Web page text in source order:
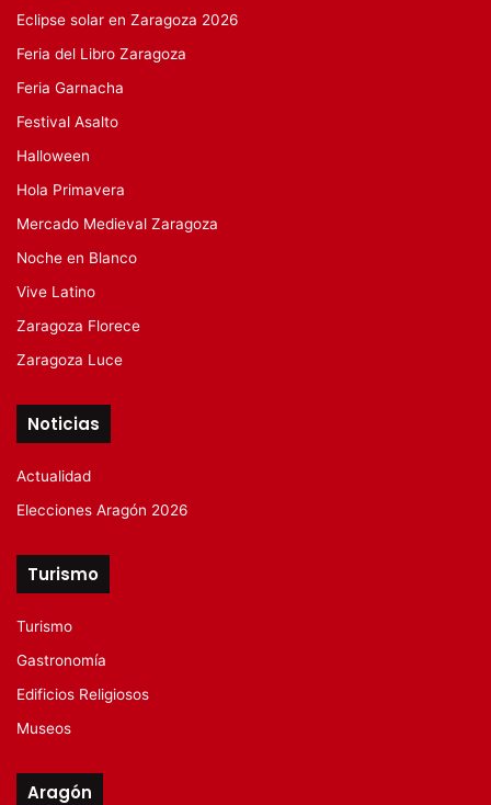
Eclipse solar en Zaragoza 2026
Feria del Libro Zaragoza
Feria Garnacha
Festival Asalto
Halloween
Hola Primavera
Mercado Medieval Zaragoza
Noche en Blanco
Vive Latino
Zaragoza Florece
Zaragoza Luce
Noticias
Actualidad
Elecciones Aragón 2026
Turismo
Turismo
Gastronomía
Edificios Religiosos
Museos
Aragón